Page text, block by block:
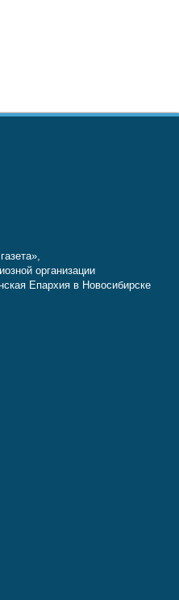
организации
Епархия в Новосибирске